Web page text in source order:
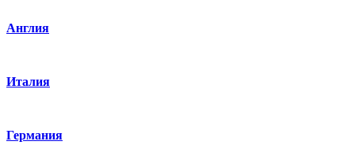
Англия
Италия
Германия